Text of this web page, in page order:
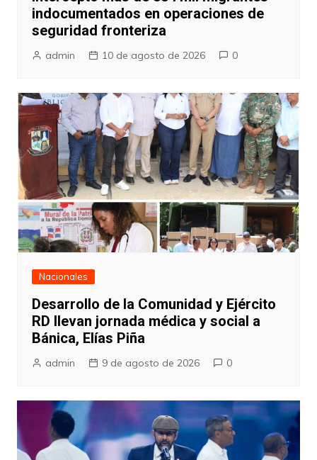
indocumentados en operaciones de
seguridad fronteriza
admin 10 de agosto de 2026 0
Nacionales
Desarrollo de la Comunidad y Ejército
RD llevan jornada médica y social a
Bánica, Elías Piña
admin 9 de agosto de 2026 0